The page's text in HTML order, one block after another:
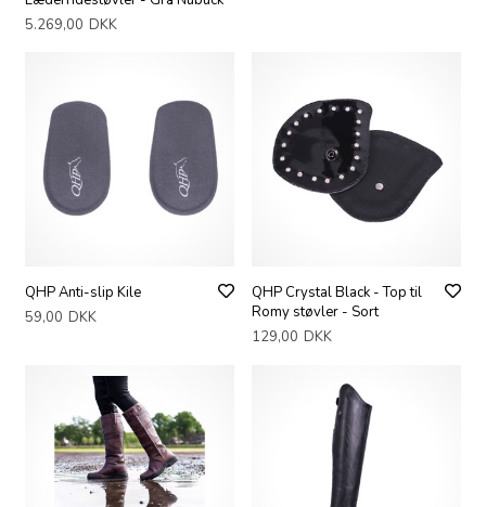
5.269,00 DKK
QHP Anti-slip Kile
59,00 DKK
QHP Crystal Black - Top til
Romy støvler - Sort
129,00 DKK